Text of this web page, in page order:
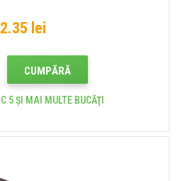
lei
CUMPĂRĂ
5 ȘI MAI MULTE BUCĂŢI